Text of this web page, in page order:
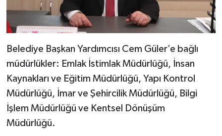
Belediye Başkan Yardımcısı Cem Güler’e bağlı
müdürlükler: Emlak İstimlak Müdürlüğü, İnsan
Kaynakları ve Eğitim Müdürlüğü, Yapı Kontrol
Müdürlüğü, İmar ve Şehircilik Müdürlüğü, Bilgi
İşlem Müdürlüğü ve Kentsel Dönüşüm
Müdürlüğü.